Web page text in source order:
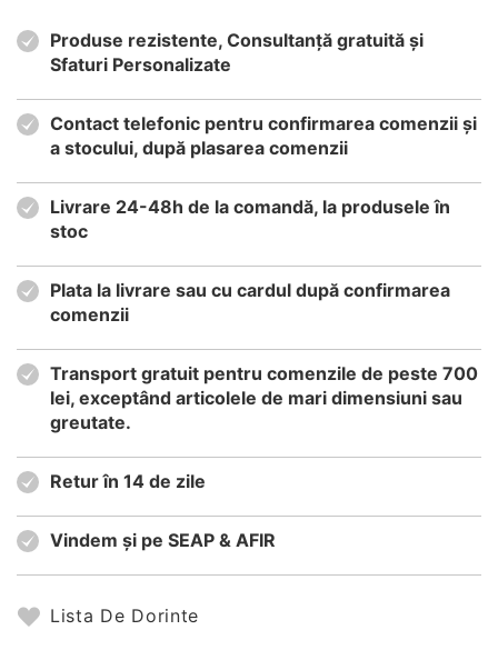
Produse rezistente, Consultanță gratuită și
Sfaturi Personalizate
Contact telefonic pentru confirmarea comenzii și
a stocului, după plasarea comenzii
Livrare 24-48h de la comandă, la produsele în
stoc
Plata la livrare sau cu cardul după confirmarea
comenzii
Transport gratuit pentru comenzile de peste 700
lei, exceptând articolele de mari dimensiuni sau
greutate.
Retur în 14 de zile
Vindem și pe SEAP & AFIR
Lista De Dorinte